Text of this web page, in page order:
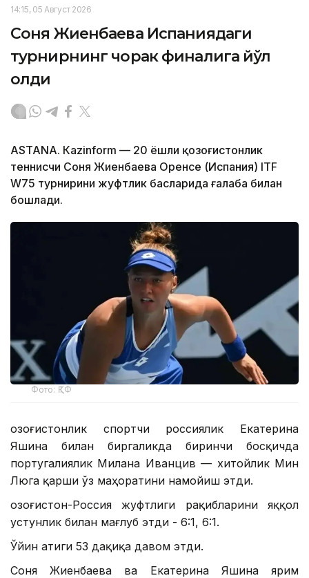
14:15, 05 Август 2026
Соня Жиенбаева Испаниядаги
турнирнинг чорак финалига йўл
олди
ASTANА. Кazinform — 20 ёшли қозоғистонлик
теннисчи Соня Жиенбаева Оренсе (Испания) ITF
W75 турнирини жуфтлик баҳсларида ғалаба билан
бошлади.
Фото: ҚТФ
Қозоғистонлик спортчи россиялик Екатерина
Яшина билан биргаликда биринчи босқичда
португалиялик Милана Иванцив — хитойлик Мин
Люга қарши ўз маҳоратини намойиш этди.
Қозоғистон-Россия жуфтлиги рақибларини яққол
устунлик билан мағлуб этди - 6:1, 6:1.
Ўйин атиги 53 дақиқа давом этди.
Соня Жиенбаева ва Екатерина Яшина ярим